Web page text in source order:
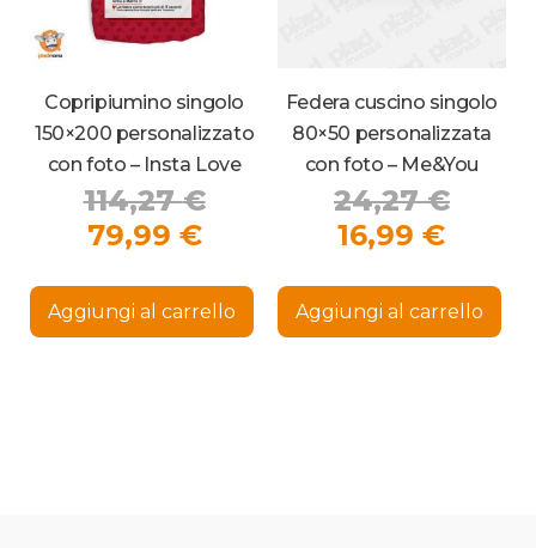
Copripiumino singolo
150×200 personalizzato
con foto – Insta Love
114,27€Il
era:
114,27 €.
79,99 €Il
attuale
è:
Aggiungi al carrello
prodotto
più
Federa cuscino singolo
80×50 personalizzata
con foto – Me&You
24,27€Il
era:
16,99€Il
è:
Aggiungi al carrello